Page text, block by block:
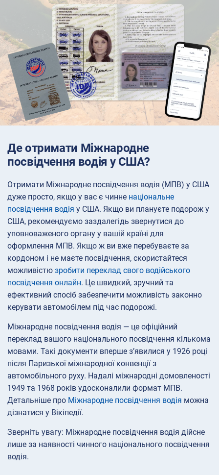
Де отримати Міжнародне
посвідчення водія у США?
Отримати Міжнародне посвідчення водія (МПВ) у США
дуже просто, якщо у вас є чинне національне
посвідчення водія у США. Якщо ви плануєте подорож у
США, рекомендуємо заздалегідь звернутися до
уповноваженого органу у вашій країні для
оформлення МПВ. Якщо ж ви вже перебуваєте за
кордоном і не маєте посвідчення, скористайтеся
можливістю зробити переклад свого водійського
посвідчення онлайн. Це швидкий, зручний та
ефективний спосіб забезпечити можливість законно
керувати автомобілем під час подорожі.
Міжнародне посвідчення водія — це офіційний
переклад вашого національного посвідчення кількома
мовами. Такі документи вперше з’явилися у 1926 році
після Паризької міжнародної конвенції з
автомобільного руху. Надалі міжнародні домовленості
1949 та 1968 років удосконалили формат МПВ.
Детальніше про Міжнародне посвідчення водія можна
дізнатися у Вікіпедії.
Зверніть увагу: Міжнародне посвідчення водія дійсне
лише за наявності чинного національного посвідчення
водія.